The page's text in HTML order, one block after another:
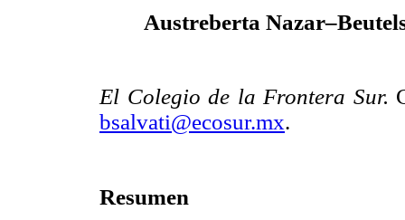
Austreberta
El Colegio de la Frontera Sur.
bsalvati@ecosur.mx.
Resumen